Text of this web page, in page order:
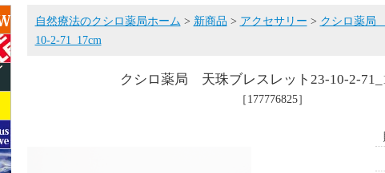
自然療法のクシロ薬局ホーム > 新商品 > アクセサリー > クシロ薬局
10-2-71_17cm
クシロ薬局 天珠ブレスレット23-10-2-
［177776825］